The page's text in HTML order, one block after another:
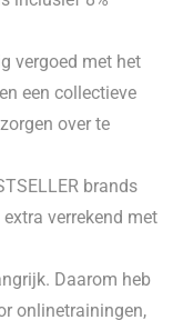
vergoed met het
een collectieve
over te
brands
verrekend met
Daarom heb
onlinetrainingen,